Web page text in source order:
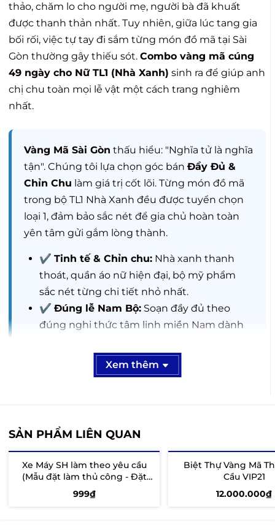
thảo, chăm lo cho người mẹ, người bà đã khuất
được thanh thản nhất. Tuy nhiên, giữa lúc tang gia
bối rối, việc tự tay đi sắm từng món đồ mã tại Sài
Gòn thường gây thiếu sót. Combo vàng mã cúng
49 ngày cho Nữ TL1 (Nhà Xanh) sinh ra để giúp anh
chị chu toàn mọi lễ vật một cách trang nghiêm
nhất.
Vàng Mã Sài Gòn thấu hiểu: "Nghĩa tử là nghĩa
tận". Chúng tôi lựa chọn góc bán Đầy Đủ &
Chỉn Chu làm giá trị cốt lõi. Từng món đồ mã
trong bộ TL1 Nhà Xanh đều được tuyển chọn
loại 1, đảm bảo sắc nét để gia chủ hoàn toàn
yên tâm gửi gắm lòng thành.
✔ Tinh tế & Chỉn chu: Nhà xanh thanh
thoát, quần áo nữ hiện đại, bộ mỹ phẩm
sắc nét từng chi tiết nhỏ nhất.
✔ Đúng lễ Nam Bộ: Soạn đầy đủ theo
đúng nghi thức tâm linh miền Nam dành
Giao nhanh đúng giờ:Đội ngũ shipper
chuyên nghiệp, cam kết giao đúng khung
Xem thêm
SẢN PHẨM LIÊN QUAN
Xe Máy SH làm theo yêu cầu
(Mẫu đặt làm thủ công - Đặt
trước 7 - 10 ngày)
999₫
Biệt Thự Vàng Mã
Cầu VIP21
12.000.000₫